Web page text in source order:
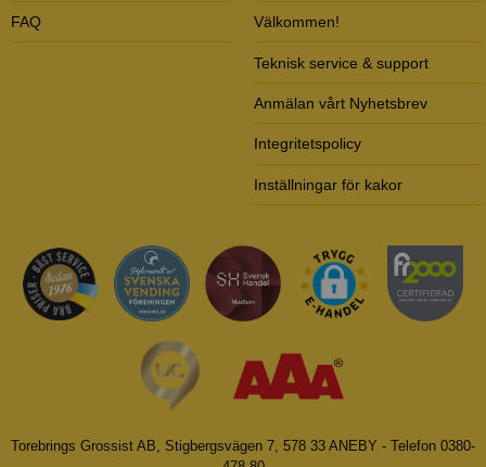
FAQ Välkommen!
Teknisk service & support
Anmälan vårt Nyhetsbrev
Integritetspolicy
Inställningar för kakor
Torebrings Grossist AB, Stigbergsvägen 7, 578 33 ANEBY - Telefon 0380-